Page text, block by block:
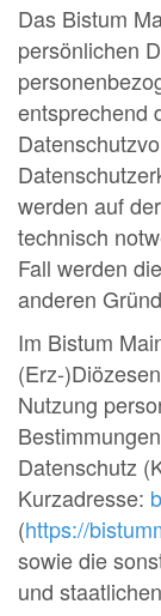
Das Bistum
persönlichen
entsprechend
werden auf
technisch
Fall werden
anderen
Im Bistum
(Erz-
Nutzung
Datenschutz
Kurzadresse:
(https://
sowie die
und